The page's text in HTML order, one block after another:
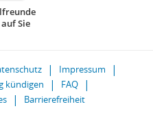
Sie
Impressum
kündigen
FAQ
Barrierefreiheit